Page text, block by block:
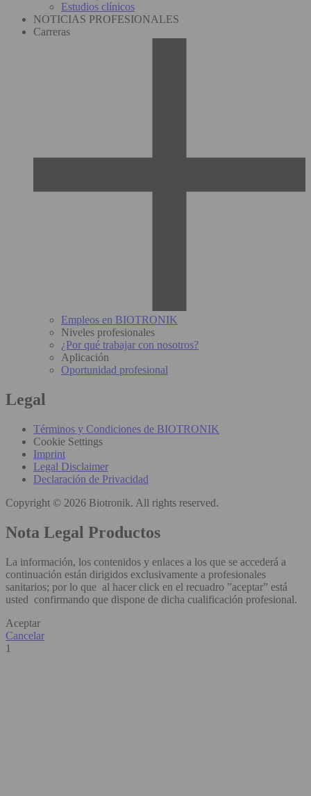
Estudios clínicos
NOTICIAS PROFESIONALES
Carreras
Empleos en BIOTRONIK
Niveles profesionales
¿Por qué trabajar con nosotros?
Aplicación
Oportunidad profesional
Legal
Términos y Condiciones de BIOTRONIK
Cookie Settings
Imprint
Legal Disclaimer
Declaración de Privacidad
Copyright © 2026 Biotronik. All rights reserved.
Nota Legal Productos
La información, los contenidos y enlaces a los que se accederá a
continuación están dirigidos exclusivamente a profesionales
sanitarios; por lo que al hacer click en el recuadro ”aceptar” está
usted confirmando que dispone de dicha cualificación profesional.
Aceptar
Cancelar
1